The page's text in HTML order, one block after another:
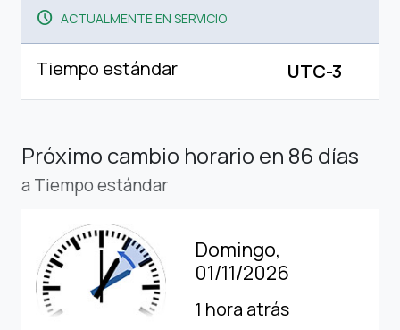
schedule ACTUALMENTE EN SERVICIO
Tiempo estándar UTC-3
Próximo cambio horario en 86 días
a Tiempo estándar
Domingo,
01/11/2026
1 hora atrás